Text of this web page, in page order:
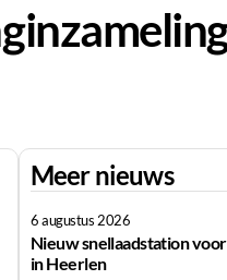
Meer nieuws
6 augustus 2026
Nieuw snellaadstation
in Heerlen